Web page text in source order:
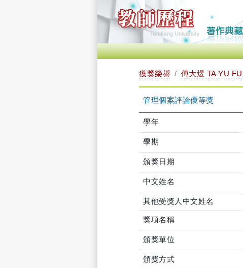
獲獎榮譽 傅大煜 TA YU FU
管理個案評論優等獎
學年
學期
頒獎日期
中文姓名
其他受獎人中文姓名
獎項名稱
頒獎單位
頒獎方式